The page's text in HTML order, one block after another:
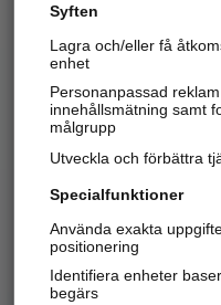
Hitta.se - Gratis
Sök företag, personer
Hitta telefonnummer,
Syften
Lagra och/eller få
enhet
Personanpassad
innehållsmätning samt
målgrupp
Utveckla och förbättra
Specialfunktioner
Använda exakta
positionering
Identifiera enheter
begärs